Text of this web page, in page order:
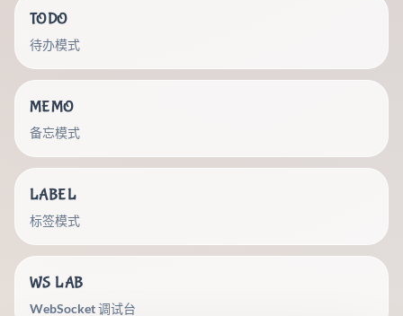
TODO
待办模式
MEMO
备忘模式
LABEL
标签模式
WS LAB
WebSocket 调试台